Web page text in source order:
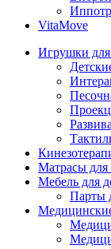
VitaMove
Игрушки
Матрасы для
Мебель для
Парты